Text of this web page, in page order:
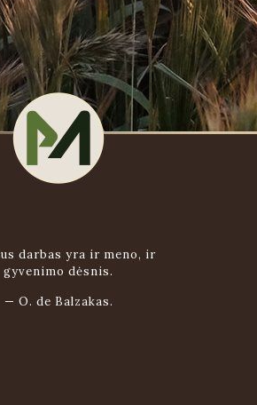
darbas yra ir meno, ir
gyvenimo dėsnis.
— O. de Balzakas.